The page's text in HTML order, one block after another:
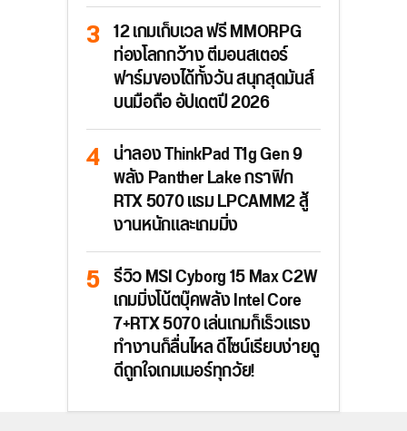
12 เกมเก็บเวล ฟรี MMORPG
ท่องโลกกว้าง ตีมอนสเตอร์
ฟาร์มของได้ทั้งวัน สนุกสุดมันส์
บนมือถือ อัปเดตปี 2026
น่าลอง ThinkPad T1g Gen 9
พลัง Panther Lake กราฟิก
RTX 5070 แรม LPCAMM2 สู้
งานหนักและเกมมิ่ง
รีวิว MSI Cyborg 15 Max C2W
เกมมิ่งโน้ตบุ๊คพลัง Intel Core
7+RTX 5070 เล่นเกมก็เร็วแรง
ทำงานก็ลื่นไหล ดีไซน์เรียบง่ายดู
ดีถูกใจเกมเมอร์ทุกวัย!